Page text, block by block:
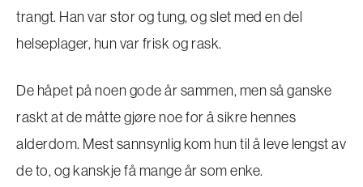
trangt. Han var stor og tung, og slet med en del
helseplager, hun var frisk og rask.
De håpet på noen gode år sammen, men så ganske
raskt at de måtte gjøre noe for å sikre hennes
alderdom. Mest sannsynlig kom hun til å leve lengst av
de to, og kanskje få mange år som enke.